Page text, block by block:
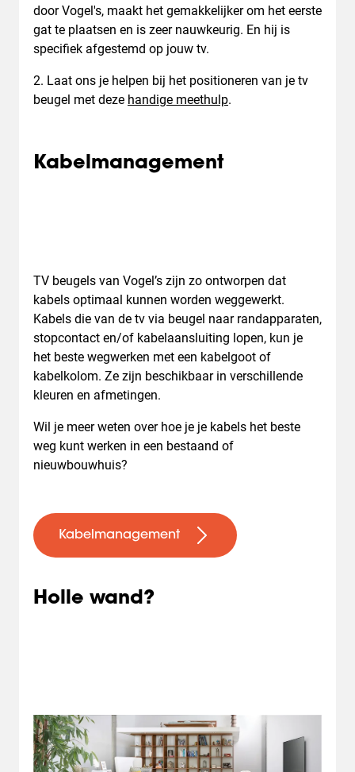
door Vogel's, maakt het gemakkelijker om het eerste
gat te plaatsen en is zeer nauwkeurig. En hij is
specifiek afgestemd op jouw tv.
2. Laat ons je helpen bij het positioneren van je tv
beugel met deze handige meethulp.
Kabelmanagement
TV beugels van Vogel’s zijn zo ontworpen dat
kabels optimaal kunnen worden weggewerkt.
Kabels die van de tv via beugel naar randapparaten,
stopcontact en/of kabelaansluiting lopen, kun je
het beste wegwerken met een kabelgoot of
kabelkolom. Ze zijn beschikbaar in verschillende
kleuren en afmetingen.
Wil je meer weten over hoe je je kabels het beste
weg kunt werken in een bestaand of
nieuwbouwhuis?
Kabelmanagement
Holle wand?